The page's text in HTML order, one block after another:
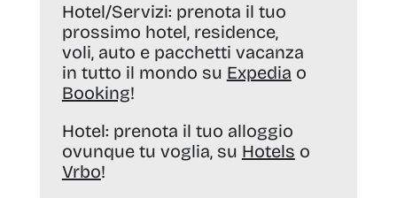
Hotel/Servizi: prenota il tuo
prossimo hotel, residence,
voli, auto e pacchetti vacanza
in tutto il mondo su Expedia o
Booking!
Hotel: prenota il tuo alloggio
ovunque tu voglia, su Hotels o
Vrbo!